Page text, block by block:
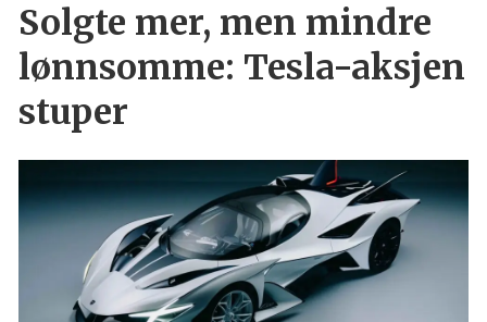
Solgte mer, men mindre
lønnsomme: Tesla-aksjen
stuper